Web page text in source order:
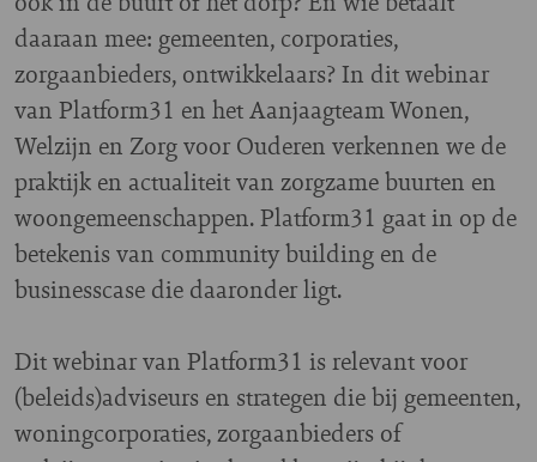
daaraan mee: gemeenten, corporaties,
zorgaanbieders, ontwikkelaars? In dit webinar
van Platform31 en het Aanjaagteam Wonen,
Welzijn en Zorg voor Ouderen verkennen we de
praktijk en actualiteit van zorgzame buurten en
woongemeenschappen. Platform31 gaat in op de
betekenis van community building en de
businesscase die daaronder ligt.
Dit webinar van Platform31 is relevant voor
(beleids)adviseurs en strategen die bij gemeenten,
woningcorporaties, zorgaanbieders of